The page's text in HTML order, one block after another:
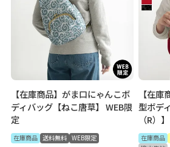
【在庫商品】がま口にゃんこボ
ディバッグ【ねこ唐草】 WEB限
定
在庫商品 送料無料 WEB限定
【在
型ボデ
（R）】
在庫商品